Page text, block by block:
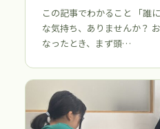
場所」を持つことが大切
東区】
この記事でわかること 「誰
な気持ち、ありませんか？
なったとき、まず頭…